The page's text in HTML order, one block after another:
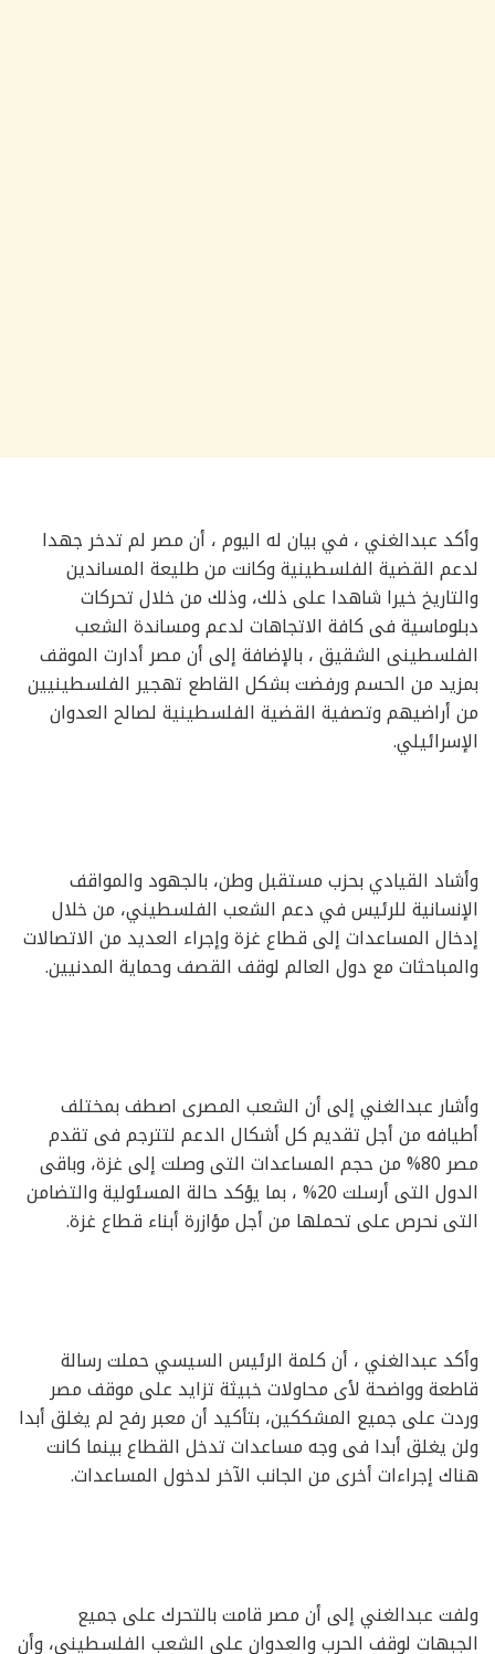
وأكد عبدالغني ، في بيان له اليوم ، أن مصر لم تدخر جهدا
لدعم القضية الفلسطينية وكانت من طليعة المساندين
والتاريخ خيرا شاهدا على ذلك، وذلك من خلال تحركات
دبلوماسية فى كافة الاتجاهات لدعم ومساندة الشعب
الفلسطينى الشقيق ، بالإضافة إلى أن مصر أدارت الموقف
بمزيد من الحسم ورفضت بشكل القاطع تهجير الفلسطينيين
من أراضيهم وتصفية القضية الفلسطينية لصالح العدوان
الإسرائيلي.
وأشاد القيادي بحزب مستقبل وطن، بالجهود والمواقف
الإنسانية للرئيس في دعم الشعب الفلسطيني، من خلال
إدخال المساعدات إلى قطاع غزة وإجراء العديد من الاتصالات
والمباحثات مع دول العالم لوقف القصف وحماية المدنيين.
وأشار عبدالغني إلى أن الشعب المصرى اصطف بمختلف
أطيافه من أجل تقديم كل أشكال الدعم لتترجم فى تقدم
مصر 80% من حجم المساعدات التى وصلت إلى غزة، وباقى
الدول التى أرسلت 20% ، بما يؤكد حالة المسئولية والتضامن
التى نحرص على تحملها من أجل مؤازرة أبناء قطاع غزة.
وأكد عبدالغني ، أن كلمة الرئيس السيسي حملت رسالة
قاطعة وواضحة لأى محاولات خبيثة تزايد على موقف مصر
وردت على جميع المشككين، بتأكيد أن معبر رفح لم يغلق أبدا
ولن يغلق أبدا فى وجه مساعدات تدخل القطاع بينما كانت
هناك إجراءات أخرى من الجانب الآخر لدخول المساعدات.
ولفت عبدالغني إلى أن مصر قامت بالتحرك على جميع
الجبهات لوقف الحرب والعدوان على الشعب الفلسطيني، وأن